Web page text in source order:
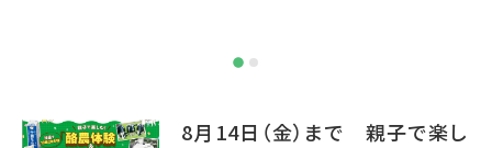
8月14日（金）まで 親子で楽し